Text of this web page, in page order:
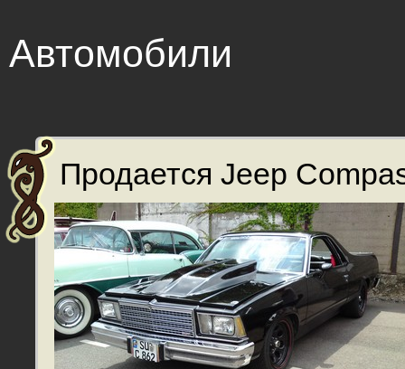
Автомобили
Продается Jeep